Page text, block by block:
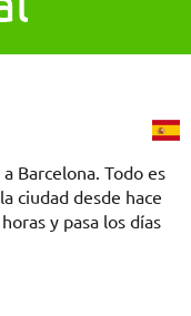
Barcelona. Todo es
ciudad desde hace
y pasa los días